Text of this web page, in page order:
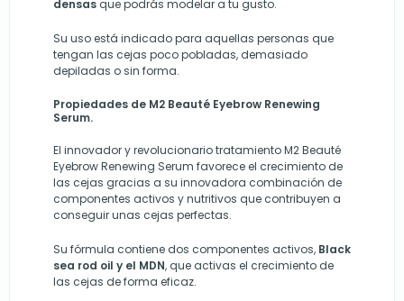
densas que podrás modelar a tu gusto.
Su uso está indicado para aquellas personas que
tengan las cejas poco pobladas, demasiado
depiladas o sin forma.
Propiedades de M2 Beauté Eyebrow Renewing
Serum.
El innovador y revolucionario tratamiento M2 Beauté
Eyebrow Renewing Serum favorece el crecimiento de
las cejas gracias a su innovadora combinación de
componentes activos y nutritivos que contribuyen a
conseguir unas cejas perfectas.
Su fórmula contiene dos componentes activos, Black
sea rod oil y el MDN, que activas el crecimiento de
las cejas de forma eficaz.